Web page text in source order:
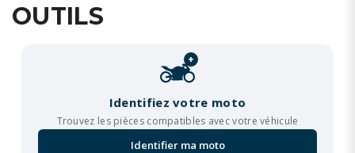
OUTILS
+
Identifiez votre moto
Trouvez les pièces compatibles avec votre véhicule
Identifier ma moto